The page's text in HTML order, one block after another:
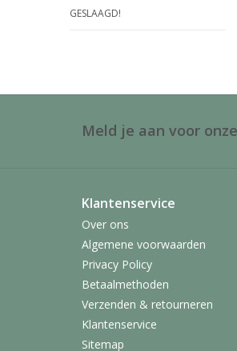
GESLAAGD!
Meld je aan voor
Klantenservice
Over ons
Algemene voorwaarden
Privacy Policy
Betaalmethoden
Verzenden & retourneren
Klantenservice
Sitemap